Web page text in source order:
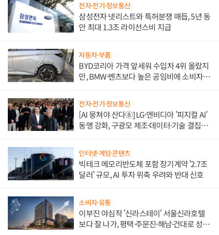
전자·전기·정보통신
삼성전자 넷리스트와 특허분쟁 매듭, 5년 동
안 최대 1.3조 라이선스비 지급
자동차·부품
BYD코리아 가격 앞세워 수입차 4위 올랐지
만, BMW·벤츠보다 높은 공임비에 소비자
전자·전기·정보통신
[AI 뭉쳐야 산다⑧] LG·엔비디아 '피지컬 AI'
동맹 강화, 구광모 제조·데이터·기술 결집
인터넷·게임·콘텐츠
빅테크 메모리반도체 포함 장기계약 '2.7조
달러' 규모, AI 투자 위축 우려와 반대 신호
소비자·유통
이부진 야심작 '신라스테이' 서울신라호텔
보다 잘 나가, 평택·주문진·해남·건대로 성